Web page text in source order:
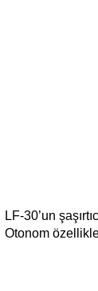
LF-30’un
Otonom